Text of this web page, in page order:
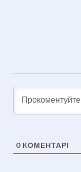
0 КОМЕНТАРІ